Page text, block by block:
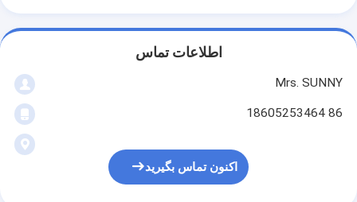
اطلاعات تماس
Mrs. SUNNY
86 18605253464
اکنون تماس بگیرید